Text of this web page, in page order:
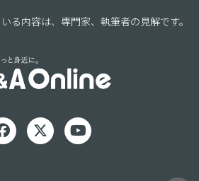
る内容は、専門家、執筆者の見解です。